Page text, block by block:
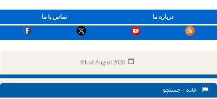
تماس با ما درباره ما
6th of August 2026
خانه > جستجو